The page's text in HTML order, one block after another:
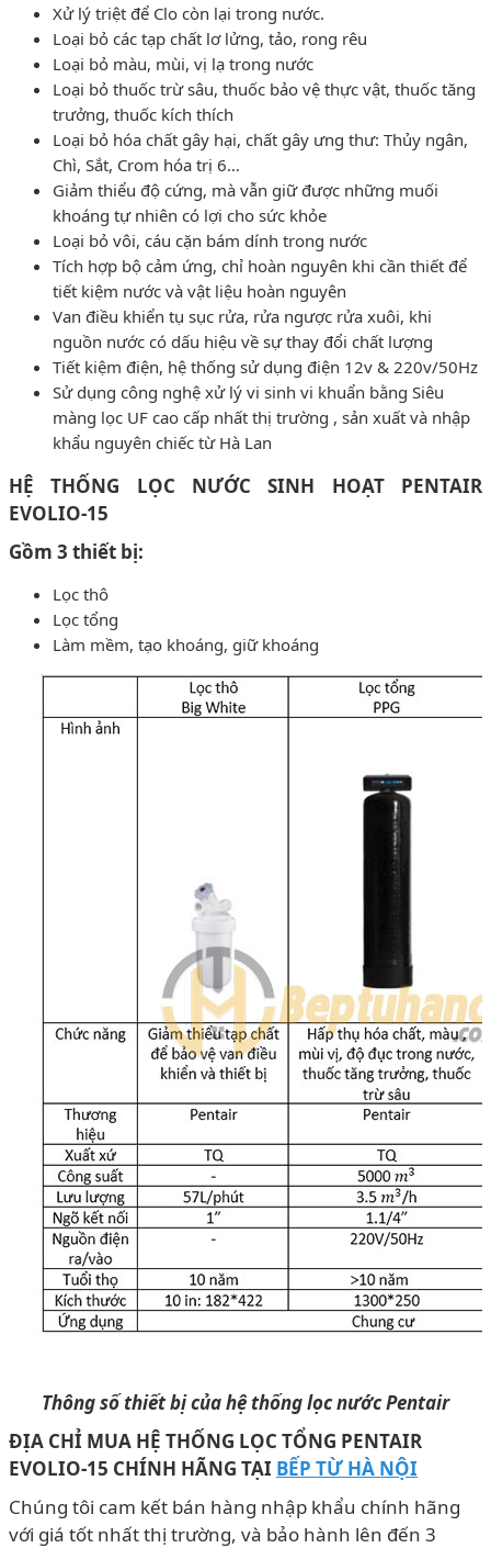
Xử lý triệt để Clo còn lại trong nước.
Loại bỏ các tạp chất lơ lửng, tảo, rong rêu
Loại bỏ màu, mùi, vị lạ trong nước
Loại bỏ thuốc trừ sâu, thuốc bảo vệ thực vật, thuốc tăng
trưởng, thuốc kích thích
Loại bỏ hóa chất gây hại, chất gây ưng thư: Thủy ngân,
Chì, Sắt, Crom hóa trị 6…
Giảm thiểu độ cứng, mà vẫn giữ được những muối
khoáng tự nhiên có lợi cho sức khỏe
Loại bỏ vôi, cáu cặn bám dính trong nước
Tích hợp bộ cảm ứng, chỉ hoàn nguyên khi cần thiết để
tiết kiệm nước và vật liệu hoàn nguyên
Van điều khiển tụ sục rửa, rửa ngược rửa xuôi, khi
nguồn nước có dấu hiệu về sự thay đổi chất lượng
Tiết kiệm điện, hệ thống sử dụng điện 12v & 220v/50Hz
Sử dụng công nghệ xử lý vi sinh vi khuẩn bằng Siêu
màng lọc UF cao cấp nhất thị trường , sản xuất và nhập
khẩu nguyên chiếc từ Hà Lan
HỆ THỐNG LỌC NƯỚC SINH HOẠT PENTAIR
EVOLIO-15
Gồm 3 thiết bị:
Lọc thô
Lọc tổng
Làm mềm, tạo khoáng, giữ khoáng
Thông số thiết bị của hệ thống lọc nước Pentair
ĐỊA CHỈ MUA HỆ THỐNG LỌC TỔNG PENTAIR
EVOLIO-15 CHÍNH HÃNG TẠI BẾP TỪ HÀ NỘI
Chúng tôi cam kết bán hàng nhập khẩu chính hãng
với giá tốt nhất thị trường, và bảo hành lên đến 3